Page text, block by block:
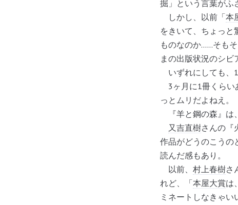
掘」という言葉がふ
しかし、以前「本
をきいて、ちょっと
ものなのか……そも
まの出版状況のシビ
いずれにしても、1
3ヶ月に1冊くらい
っとムリだよねえ。
『羊と鋼の森』は
又吉直樹さんの『
作品がどうのこうの
読んだ感もあり。
以前、 村上春樹さ
れど、「本屋大賞は
ミネートしなきゃい